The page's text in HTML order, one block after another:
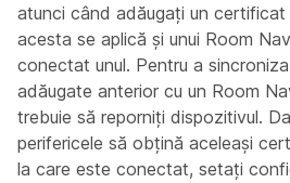
atunci când adăugați un certificat
acesta se aplică și unui Room
conectat unul. Pentru a
adăugate anterior cu un Room
trebuie să reporniți dispozitivul.
perifericele să obțină aceleași
la care este conectat, setați